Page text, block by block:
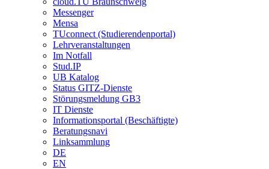
Messenger
Mensa
TUconnect (Studierendenportal)
Lehrveranstaltungen
Im Notfall
Stud.IP
UB Katalog
Status GITZ-Dienste
Störungsmeldung GB3
IT Dienste
Informationsportal (Beschäftigte)
Beratungsnavi
Linksammlung
DE
EN